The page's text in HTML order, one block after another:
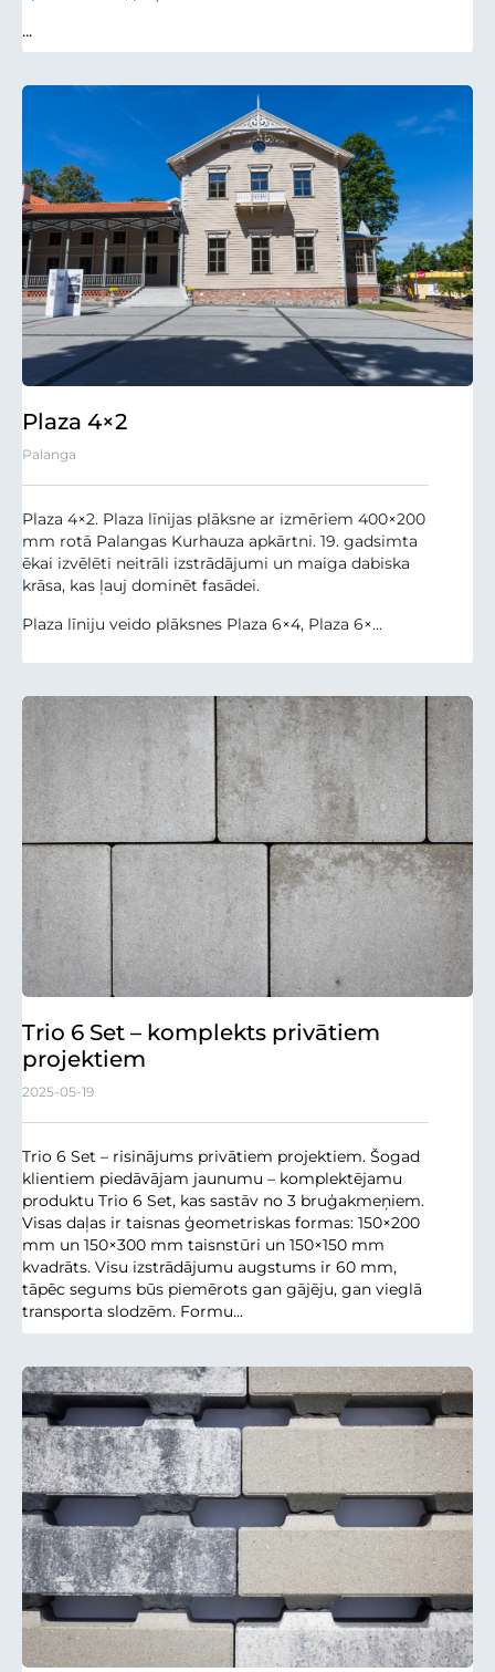
...
Plaza 4×2
Palanga
Plaza 4×2. Plaza līnijas plāksne ar izmēriem 400×200
mm rotā Palangas Kurhauza apkārtni. 19. gadsimta
ēkai izvēlēti neitrāli izstrādājumi un maiga dabiska
krāsa, kas ļauj dominēt fasādei.
Plaza līniju veido plāksnes Plaza 6×4, Plaza 6×...
Trio 6 Set – komplekts privātiem
projektiem
2025-05-19
Trio 6 Set – risinājums privātiem projektiem. Šogad
klientiem piedāvājam jaunumu – komplektējamu
produktu Trio 6 Set, kas sastāv no 3 bruģakmeņiem.
Visas daļas ir taisnas ģeometriskas formas: 150×200
mm un 150×300 mm taisnstūri un 150×150 mm
kvadrāts. Visu izstrādājumu augstums ir 60 mm,
tāpēc segums būs piemērots gan gājēju, gan vieglā
transporta slodzēm. Formu...